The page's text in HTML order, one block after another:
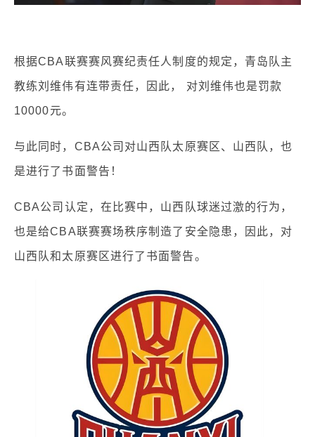
根据CBA联赛赛风赛纪责任人制度的规定，青岛队主
教练刘维伟有连带责任，因此， 对刘维伟也是罚款
10000元。
与此同时，CBA公司对山西队太原赛区、山西队，也
是进行了书面警告！
CBA公司认定，在比赛中，山西队球迷过激的行为，
也是给CBA联赛赛场秩序制造了安全隐患，因此，对
山西队和太原赛区进行了书面警告。